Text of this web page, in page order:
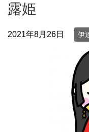
露姫
2021年8月26日 伊